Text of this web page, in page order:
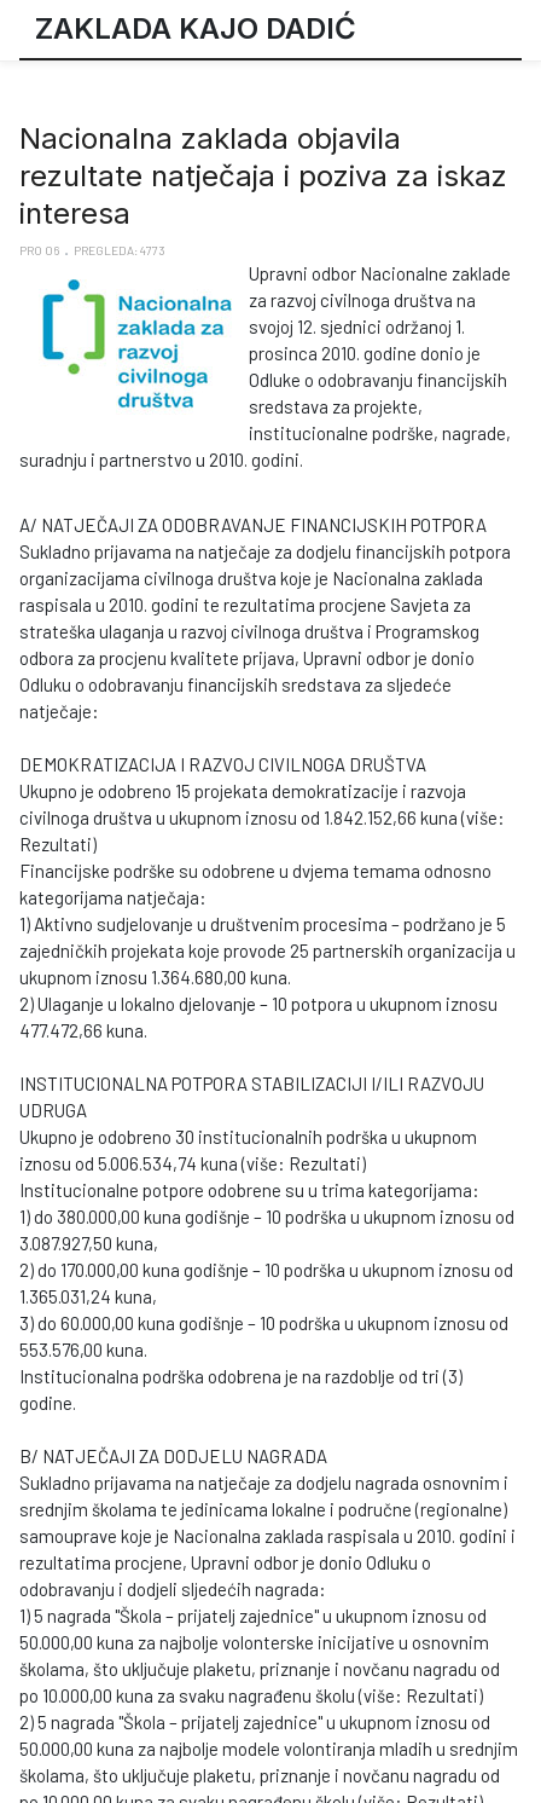
ZAKLADA KAJO DADIĆ
Nacionalna zaklada objavila
rezultate natječaja i poziva za iskaz
interesa
PRO 06 PREGLEDA: 4773
Upravni odbor Nacionalne zaklade
za razvoj civilnoga društva na
svojoj 12. sjednici održanoj 1.
prosinca 2010. godine donio je
Odluke o odobravanju financijskih
sredstava za projekte,
institucionalne podrške, nagrade,
suradnju i partnerstvo u 2010. godini.
A/ NATJEČAJI ZA ODOBRAVANJE FINANCIJSKIH POTPORA
Sukladno prijavama na natječaje za dodjelu financijskih potpora
organizacijama civilnoga društva koje je Nacionalna zaklada
raspisala u 2010. godini te rezultatima procjene Savjeta za
strateška ulaganja u razvoj civilnoga društva i Programskog
odbora za procjenu kvalitete prijava, Upravni odbor je donio
Odluku o odobravanju financijskih sredstava za sljedeće
natječaje:
DEMOKRATIZACIJA I RAZVOJ CIVILNOGA DRUŠTVA
Ukupno je odobreno 15 projekata demokratizacije i razvoja
civilnoga društva u ukupnom iznosu od 1.842.152,66 kuna (više:
Rezultati)
Financijske podrške su odobrene u dvjema temama odnosno
kategorijama natječaja:
1) Aktivno sudjelovanje u društvenim procesima – podržano je 5
zajedničkih projekata koje provode 25 partnerskih organizacija u
ukupnom iznosu 1.364.680,00 kuna.
2) Ulaganje u lokalno djelovanje – 10 potpora u ukupnom iznosu
477.472,66 kuna.
INSTITUCIONALNA POTPORA STABILIZACIJI I/ILI RAZVOJU
UDRUGA
Ukupno je odobreno 30 institucionalnih podrška u ukupnom
iznosu od 5.006.534,74 kuna (više: Rezultati)
Institucionalne potpore odobrene su u trima kategorijama:
1) do 380.000,00 kuna godišnje – 10 podrška u ukupnom iznosu od
3.087.927,50 kuna,
2) do 170.000,00 kuna godišnje – 10 podrška u ukupnom iznosu od
1.365.031,24 kuna,
3) do 60.000,00 kuna godišnje – 10 podrška u ukupnom iznosu od
553.576,00 kuna.
Institucionalna podrška odobrena je na razdoblje od tri (3)
godine.
B/ NATJEČAJI ZA DODJELU NAGRADA
Sukladno prijavama na natječaje za dodjelu nagrada osnovnim i
srednjim školama te jedinicama lokalne i područne (regionalne)
samouprave koje je Nacionalna zaklada raspisala u 2010. godini i
rezultatima procjene, Upravni odbor je donio Odluku o
odobravanju i dodjeli sljedećih nagrada:
1) 5 nagrada "Škola – prijatelj zajednice" u ukupnom iznosu od
50.000,00 kuna za najbolje volonterske inicijative u osnovnim
školama, što uključuje plaketu, priznanje i novčanu nagradu od
po 10.000,00 kuna za svaku nagrađenu školu (više: Rezultati)
2) 5 nagrada "Škola – prijatelj zajednice" u ukupnom iznosu od
50.000,00 kuna za najbolje modele volontiranja mladih u srednjim
školama, što uključuje plaketu, priznanje i novčanu nagradu od